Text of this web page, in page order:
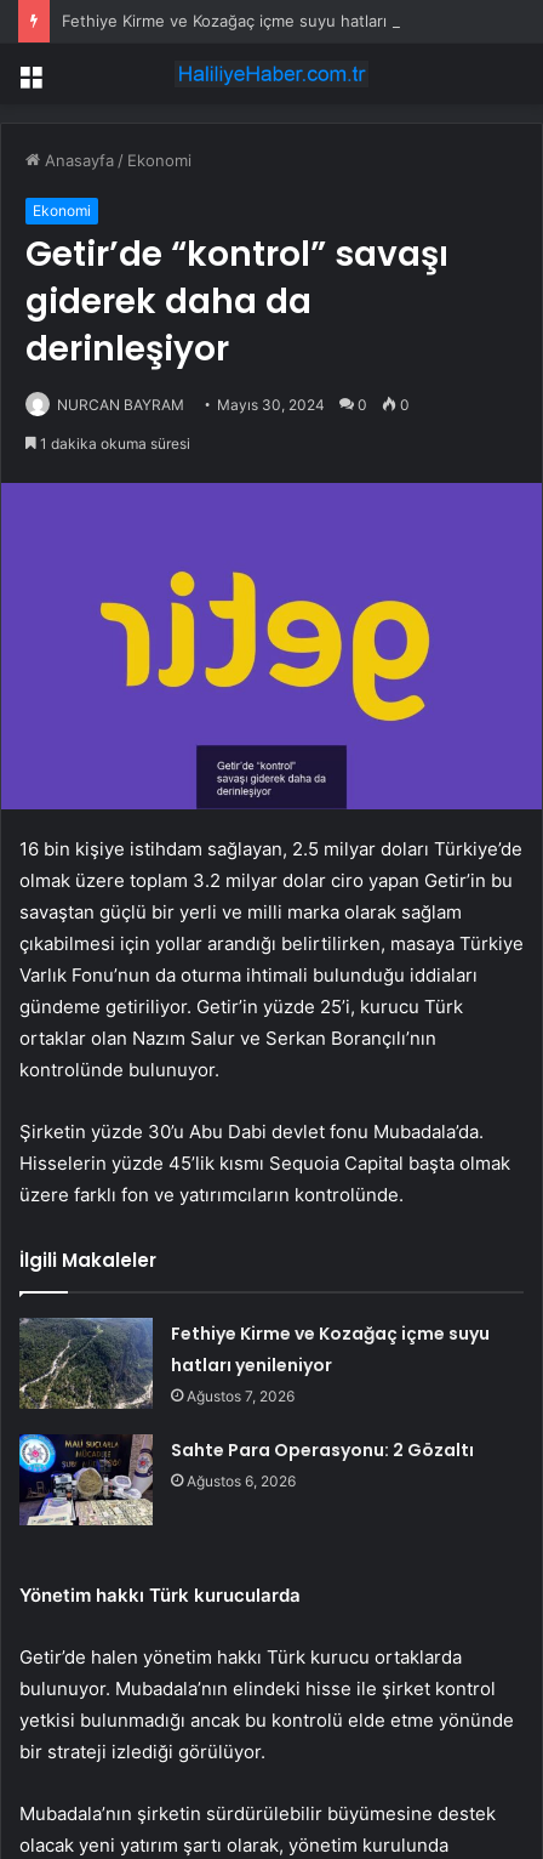
Fethiye Kirme ve Kozağaç içme suyu hatları yenileniyor
Menü
Anasayfa / Ekonomi
Ekonomi
Getir’de “kontrol” savaşı
giderek daha da
derinleşiyor
NURCAN BAYRAM Mayıs 30, 2024 0 0
1 dakika okuma süresi
16 bin kişiye istihdam sağlayan, 2.5 milyar doları Türkiye’de
olmak üzere toplam 3.2 milyar dolar ciro yapan Getir’in bu
savaştan güçlü bir yerli ve milli marka olarak sağlam
çıkabilmesi için yollar arandığı belirtilirken, masaya Türkiye
Varlık Fonu’nun da oturma ihtimali bulunduğu iddiaları
gündeme getiriliyor. Getir’in yüzde 25’i, kurucu Türk
ortaklar olan Nazım Salur ve Serkan Borançılı’nın
kontrolünde bulunuyor.
Şirketin yüzde 30’u Abu Dabi devlet fonu Mubadala’da.
Hisselerin yüzde 45’lik kısmı Sequoia Capital başta olmak
üzere farklı fon ve yatırımcıların kontrolünde.
İlgili Makaleler
Fethiye Kirme ve Kozağaç içme suyu
hatları yenileniyor
Ağustos 7, 2026
Sahte Para Operasyonu: 2 Gözaltı
Ağustos 6, 2026
Yönetim hakkı Türk kurucularda
Getir’de halen yönetim hakkı Türk kurucu ortaklarda
bulunuyor. Mubadala’nın elindeki hisse ile şirket kontrol
yetkisi bulunmadığı ancak bu kontrolü elde etme yönünde
bir strateji izlediği görülüyor.
Mubadala’nın şirketin sürdürülebilir büyümesine destek
olacak yeni yatırım şartı olarak, yönetim kurulunda